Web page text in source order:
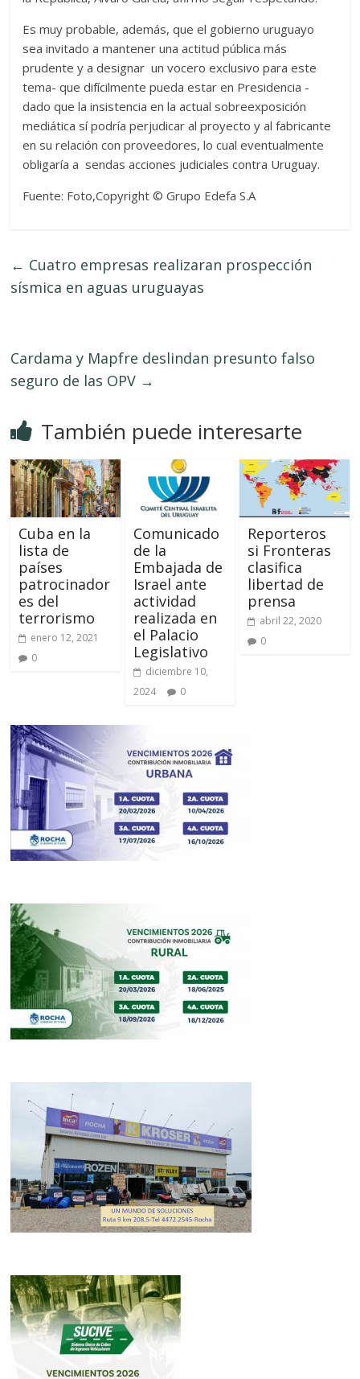
Es muy probable, además, que el gobierno uruguayo
sea invitado a mantener una actitud pública más
prudente y a designar un vocero exclusivo para este
tema- que difícilmente pueda estar en Presidencia -
dado que la insistencia en la actual sobreexposición
mediática sí podría perjudicar al proyecto y al fabricante
en su relación con proveedores, lo cual eventualmente
obligaría a sendas acciones judiciales contra Uruguay.
Fuente: Foto,Copyright © Grupo Edefa S.A
← Cuatro empresas realizaran prospección
sísmica en aguas uruguayas
Cardama y Mapfre deslindan presunto falso
seguro de las OPV →
También puede interesarte
Cuba en la
lista de
países
patrocinador
es del
terrorismo
enero 12, 2021
0
Comunicado
de la
Embajada de
Israel ante
actividad
realizada en
el Palacio
Legislativo
diciembre 10,
2024
0
Reporteros
si Fronteras
clasifica
libertad de
prensa
abril 22, 2020
0